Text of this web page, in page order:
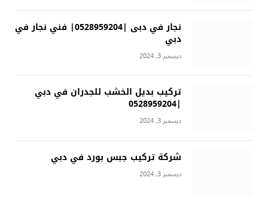
نجار في دبى |0528959204| فني نجار في
دبي
ديسمبر 3, 2024
تركيب بديل الخشب للجدران في دبي
|0528959204
ديسمبر 3, 2024
شركة تركيب جبس بورد في دبي
ديسمبر 3, 2024